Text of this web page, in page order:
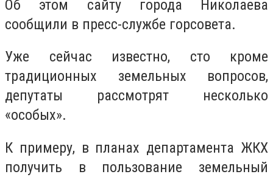
Об этом сайту города Николаева
сообщили в пресс-службе горсовета.
Уже сейчас известно, сто кроме
традиционных земельных вопросов,
депутаты рассмотрят несколько
«особых».
К примеру, в планах департамента ЖКХ
получить в пользование земельный